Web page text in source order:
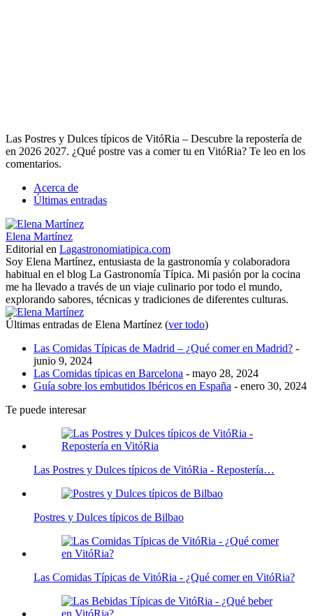
Las Postres y Dulces típicos de VitóRia – Descubre la repostería de
en 2026 2027. ¿Qué postre vas a comer tu en VitóRia? Te leo en los
comentarios.
Acerca de
Últimas entradas
Elena Martínez
Editorial en Lagastronomiatipica.com
Soy Elena Martínez, entusiasta de la gastronomía y colaboradora
habitual en el blog La Gastronomía Típica. Mi pasión por la cocina
me ha llevado a través de un viaje culinario por todo el mundo,
explorando sabores, técnicas y tradiciones de diferentes culturas.
Últimas entradas de Elena Martínez (ver todo)
Las Comidas Típicas de Madrid – ¿Qué comer en Madrid? -
junio 9, 2024
Las Comidas típicas en Barcelona - mayo 28, 2024
Guía sobre los embutidos Ibéricos en España - enero 30, 2024
Te puede interesar
Las Postres y Dulces típicos de VitóRia - Repostería…
Postres y Dulces típicos de Bilbao
Las Comidas Típicas de VitóRia - ¿Qué comer en VitóRia?